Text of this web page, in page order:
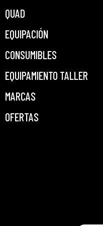
QUAD
EQUIPACIÓN
CONSUMIBLES
EQUIPAMIENTO TALLER
MARCAS
OFERTAS